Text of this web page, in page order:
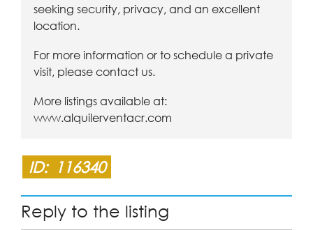
seeking security, privacy, and an excellent
location.
For more information or to schedule a private
visit, please contact us.
More listings available at:
www.alquilerventacr.com
ID: 116340
Reply to the listing